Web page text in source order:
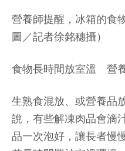
營養師提醒，冰箱的食
圖／記者徐銘穗攝）
食物長時間放室溫 營
生熟食混放、或營養品
說，有些解凍肉品會滴
品一次泡好，讓長者慢